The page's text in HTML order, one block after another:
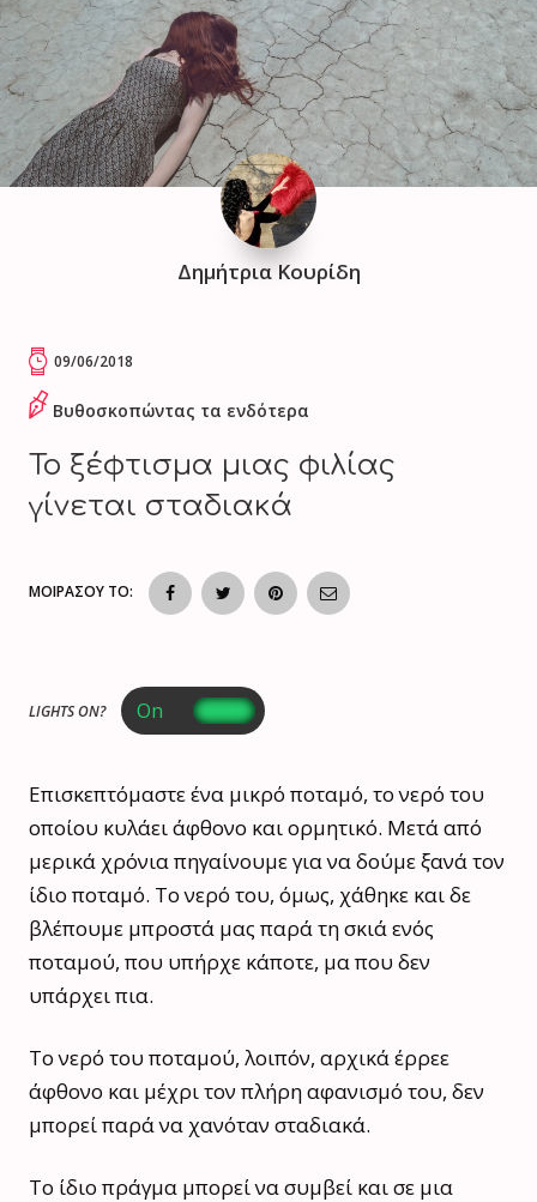
Δημήτρια Κουρίδη
09/06/2018
Βυθοσκοπώντας τα ενδότερα
Το ξέφτισμα μιας φιλίας
γίνεται σταδιακά
ΜΟΙΡΑΣΟΥ ΤΟ:
LIGHTS ON?
Επισκεπτόμαστε ένα μικρό ποταμό, το νερό του
οποίου κυλάει άφθονο και ορμητικό. Μετά από
μερικά χρόνια πηγαίνουμε για να δούμε ξανά τον
ίδιο ποταμό. Το νερό του, όμως, χάθηκε και δε
βλέπουμε μπροστά μας παρά τη σκιά ενός
ποταμού, που υπήρχε κάποτε, μα που δεν
υπάρχει πια.
Το νερό του ποταμού, λοιπόν, αρχικά έρρεε
άφθονο και μέχρι τον πλήρη αφανισμό του, δεν
μπορεί παρά να χανόταν σταδιακά.
Το ίδιο πράγμα μπορεί να συμβεί και σε μια